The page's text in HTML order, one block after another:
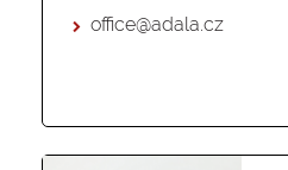
office@adala.cz